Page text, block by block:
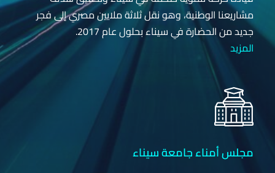
مشاريعنا الوطنية، وهو نقل ثلاثة ملايين مصري إلى فجر
جديد من الحضارة في سيناء بحلول عام 2017.
المزيد
مجلس أمناء جامعة سيناء